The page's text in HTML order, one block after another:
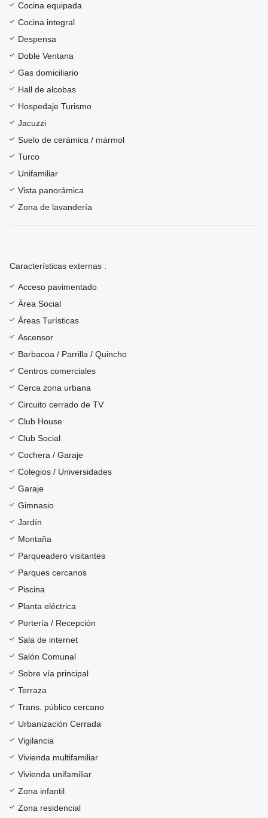
Cocina equipada
Cocina integral
Despensa
Doble Ventana
Gas domiciliario
Hall de alcobas
Hospedaje Turismo
Jacuzzi
Suelo de cerámica / mármol
Turco
Unifamiliar
Vista panorámica
Zona de lavandería
Características externas :
Acceso pavimentado
Área Social
Áreas Turísticas
Ascensor
Barbacoa / Parrilla / Quincho
Centros comerciales
Cerca zona urbana
Circuito cerrado de TV
Club House
Club Social
Cochera / Garaje
Colegios / Universidades
Garaje
Gimnasio
Jardín
Montaña
Parqueadero visitantes
Parques cercanos
Piscina
Planta eléctrica
Portería / Recepción
Sala de internet
Salón Comunal
Sobre vía principal
Terraza
Trans. público cercano
Urbanización Cerrada
Vigilancia
Vivienda multifamiliar
Vivienda unifamiliar
Zona infantil
Zona residencial